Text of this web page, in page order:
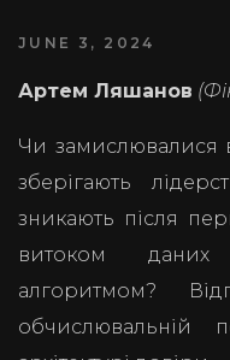
JUNE 3, 2024
Артем Ляшанов
Чи замислювалися
зберігають
зникають після
витоком даних
алгоритмом?
обчислювальній